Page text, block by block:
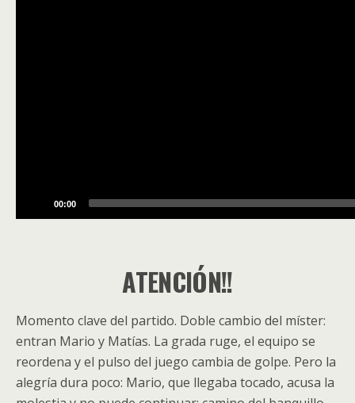
00:00
ATENCIÓN!!
Momento clave del partido. Doble cambio del míster:
entran Mario y Matías. La grada ruge, el equipo se
reordena y el pulso del juego cambia de golpe. Pero la
alegría dura poco: Mario, que llegaba tocado, acusa la